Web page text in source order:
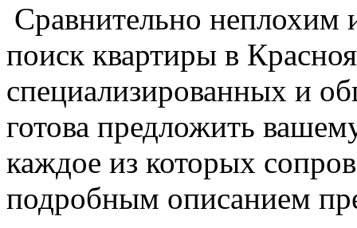
Сравнительно неплохим
поиск квартиры в
специализированных и
готова предложить
каждое из которых
подробным описанием